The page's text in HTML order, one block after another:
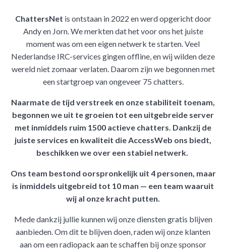
ChattersNet is ontstaan in 2022 en werd opgericht door
Andy en Jorn. We merkten dat het voor ons het juiste
moment was om een eigen netwerk te starten. Veel
Nederlandse IRC-services gingen offline, en wij wilden deze
wereld niet zomaar verlaten. Daarom zijn we begonnen met
een startgroep van ongeveer 75 chatters.
Naarmate de tijd verstreek en onze stabiliteit toenam,
begonnen we uit te groeien tot een uitgebreide server
met inmiddels ruim 1500 actieve chatters. Dankzij de
juiste services en kwaliteit die AccessWeb ons biedt,
beschikken we over een stabiel netwerk.
Ons team bestond oorspronkelijk uit 4 personen, maar
is inmiddels uitgebreid tot 10 man — een team waaruit
wij al onze kracht putten.
Mede dankzij jullie kunnen wij onze diensten gratis blijven
aanbieden. Om dit te blijven doen, raden wij onze klanten
aan om een radiopack aan te schaffen bij onze sponsor